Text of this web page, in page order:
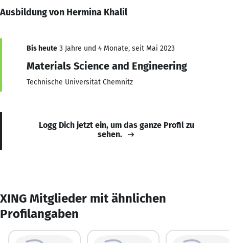
Ausbildung von Hermina Khalil
Bis heute 3 Jahre und 4 Monate, seit Mai 2023
Materials Science and Engineering
Technische Universität Chemnitz
Logg Dich jetzt ein, um das ganze Profil zu
sehen.
XING Mitglieder mit ähnlichen
Profilangaben